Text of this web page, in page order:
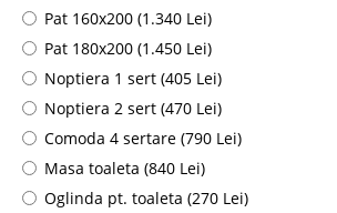
Pat 160x200 (1.340 Lei)
Pat 180x200 (1.450 Lei)
Noptiera 1 sert (405 Lei)
Noptiera 2 sert (470 Lei)
Comoda 4 sertare (790 Lei)
Masa toaleta (840 Lei)
Oglinda pt. toaleta (270 Lei)